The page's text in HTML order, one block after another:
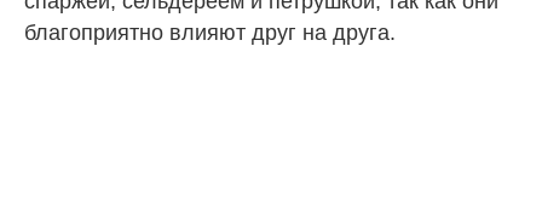
благоприятно влияют друг на друга.